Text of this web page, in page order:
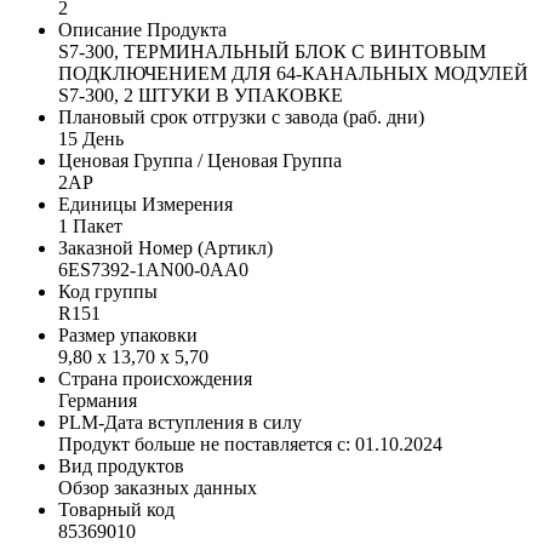
2
Описание Продукта
S7-300, ТЕРМИНАЛЬНЫЙ БЛОК С ВИНТОВЫМ
ПОДКЛЮЧЕНИЕМ ДЛЯ 64-КАНАЛЬНЫХ МОДУЛЕЙ
S7-300, 2 ШТУКИ В УПАКОВКЕ
Плановый срок отгрузки с завода (раб. дни)
15 День
Ценовая Группа / Ценовая Группа
2AP
Единицы Измерения
1 Пакет
Заказной Номер (Артикл)
6ES7392-1AN00-0AA0
Код группы
R151
Размер упаковки
9,80 x 13,70 x 5,70
Страна происхождения
Германия
PLM-Дата вступления в силу
Продукт больше не поставляется с: 01.10.2024
Вид продуктов
Обзор заказных данных
Товарный код
85369010